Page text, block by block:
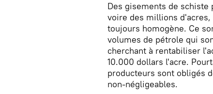
Des gisements de
voire des millions
toujours homogène. Ce
volumes de pétrole qui
cherchant à rentabiliser
10.000 dollars l'acre.
producteurs sont obligés
non-négligeables.